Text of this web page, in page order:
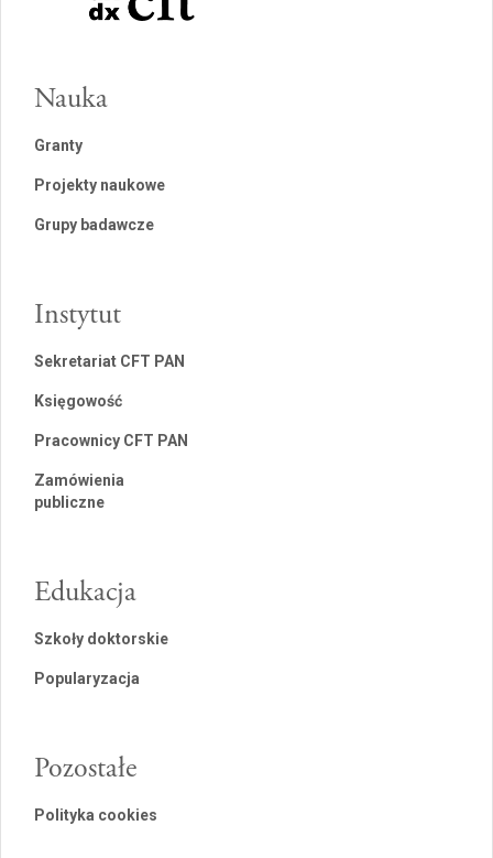
Nauka
Granty
Projekty naukowe
Grupy badawcze
Instytut
Sekretariat CFT PAN
Księgowość
Pracownicy CFT PAN
Zamówienia
publiczne
Edukacja
Szkoły doktorskie
Popularyzacja
Pozostałe
Polityka cookies